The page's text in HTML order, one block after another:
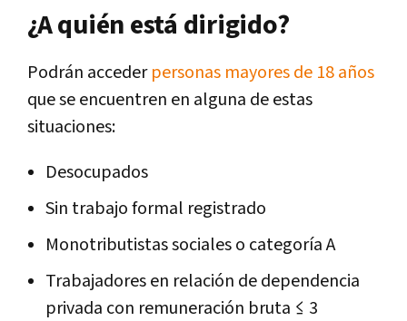
¿A quién está dirigido?
Podrán accederpersonas mayores de 18 años
que se encuentren en alguna de estas
situaciones:
Desocupados
Sin trabajo formal registrado
Monotributistas sociales o categoría A
Trabajadores en relación de dependencia
privada con remuneración bruta ≤ 3